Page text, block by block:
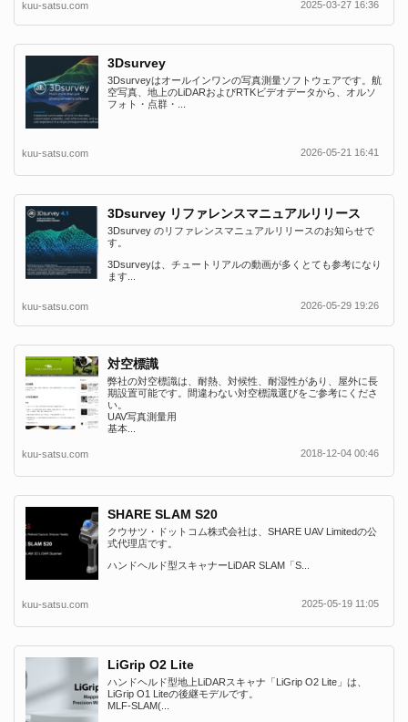
kuu-satsu.com 2025-03-27 16:36
3Dsurvey
3Dsurveyはオールインワンの写真測量ソフトウェアです。航
空写真、地上のLiDARおよびRTKビデオデータから、オルソ
フォト・点群・...
kuu-satsu.com 2026-05-21 16:41
3Dsurvey リファレンスマニュアルリリース
3Dsurvey のリファレンスマニュアルリリースのお知らせで
す。
3Dsurveyは、チュートリアルの動画が多くとても参考になり
ます...
kuu-satsu.com 2026-05-29 19:26
対空標識
弊社の対空標識は、耐熱、対候性、耐湿性があり、屋外に長
期設置可能です。間違わない対空標識選びをご参考にくださ
い。
UAV写真測量用
基本...
kuu-satsu.com 2018-12-04 00:46
SHARE SLAM S20
クウサツ・ドットコム株式会社は、SHARE UAV Limitedの公
式代理店です。
ハンドヘルド型スキャナーLiDAR SLAM「S...
kuu-satsu.com 2025-05-19 11:05
LiGrip O2 Lite
ハンドヘルド型地上LiDARスキャナ「LiGrip O2 Lite」は、
LiGrip O1 Liteの後継モデルです。
MLF-SLAM(...